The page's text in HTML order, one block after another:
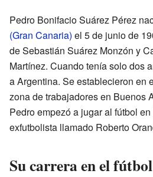
Pedro Bonifacio Suárez Pérez
(Gran Canaria) el 5 de junio de
de Sebastián Suárez Monzón y
Martínez. Cuando tenía solo dos
a Argentina. Se establecieron en
zona de trabajadores en Buenos
Pedro empezó a jugar al fútbol
exfutbolista llamado Roberto
Su carrera en el